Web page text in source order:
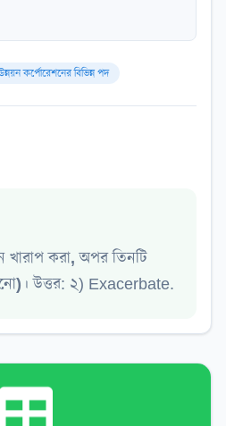
কর্পোরেশনের বিভিন্ন পদ
খারাপ করা, অপর তিনটি
উত্তর: ২) Exacerbate.